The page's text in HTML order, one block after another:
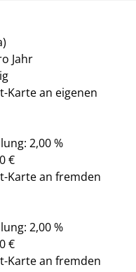
Jahr
Karte an eigenen
2,00 %
€
Karte an fremden
2,00 %
€
Karte an fremden